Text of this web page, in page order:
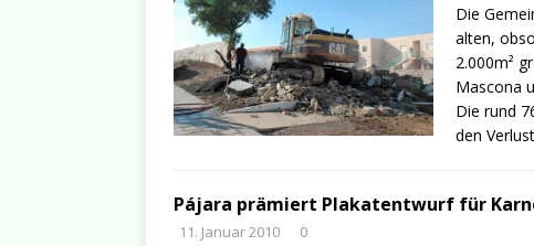
Die
alten,
2.000m²
Mascona
Die rund
den
Pájara prämiert Plakatentwurf für
11. Januar 2010 0